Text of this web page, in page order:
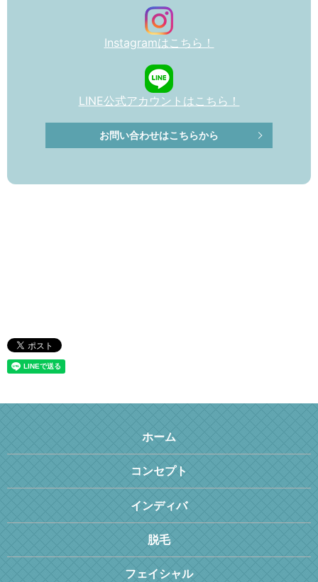
Instagramはこちら！
LINE公式アカウントはこちら！
お問い合わせはこちらから
ホーム
コンセプト
インディバ
脱毛
フェイシャル